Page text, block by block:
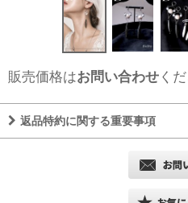
販売価格はお問い合わせく
返品特約に関する重要事項